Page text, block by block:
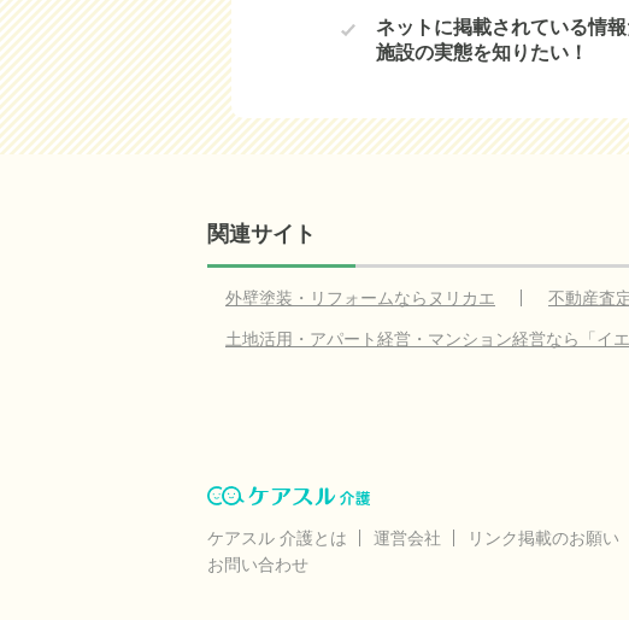
ネットに掲載されている情報
施設の実態を知りたい！
関連サイト
外壁塗装・リフォームならヌリカエ 不動産査
土地活用・アパート経営・マンション経営なら「イ
ケアスル 介護とは 運営会社 リンク掲載のお願い
お問い合わせ